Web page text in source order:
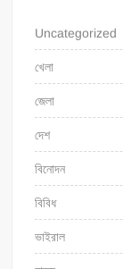
Uncategorized
খেলা
জেলা
দেশ
বিনোদন
বিবিধ
ভাইরাল